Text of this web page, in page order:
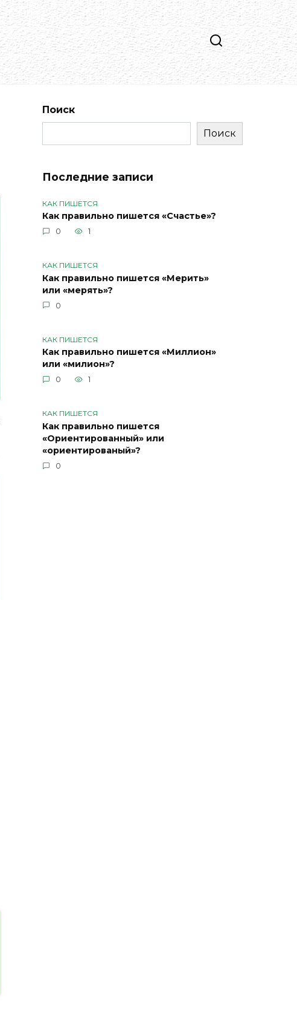
Поиск
Поиск
Последние записи
КАК ПИШЕТСЯ
Как правильно пишется «Счастье»?
0 1
КАК ПИШЕТСЯ
Как правильно пишется «Мерить»
или «мерять»?
0
КАК ПИШЕТСЯ
Как правильно пишется «Миллион»
или «милион»?
0 1
КАК ПИШЕТСЯ
Как правильно пишется
«Ориентированный» или
«ориентированый»?
0